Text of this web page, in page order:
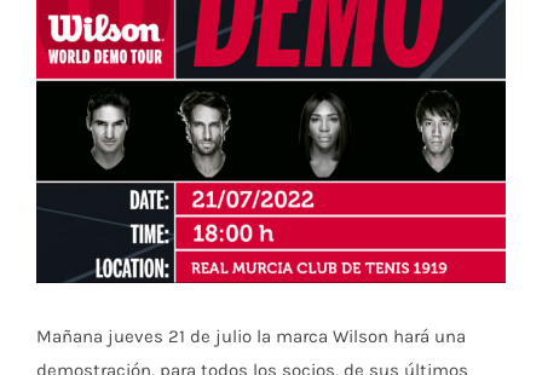
más
grande
Mañana jueves 21 de julio la marca Wilson hará una
demostración, para todos los socios, de sus últimos